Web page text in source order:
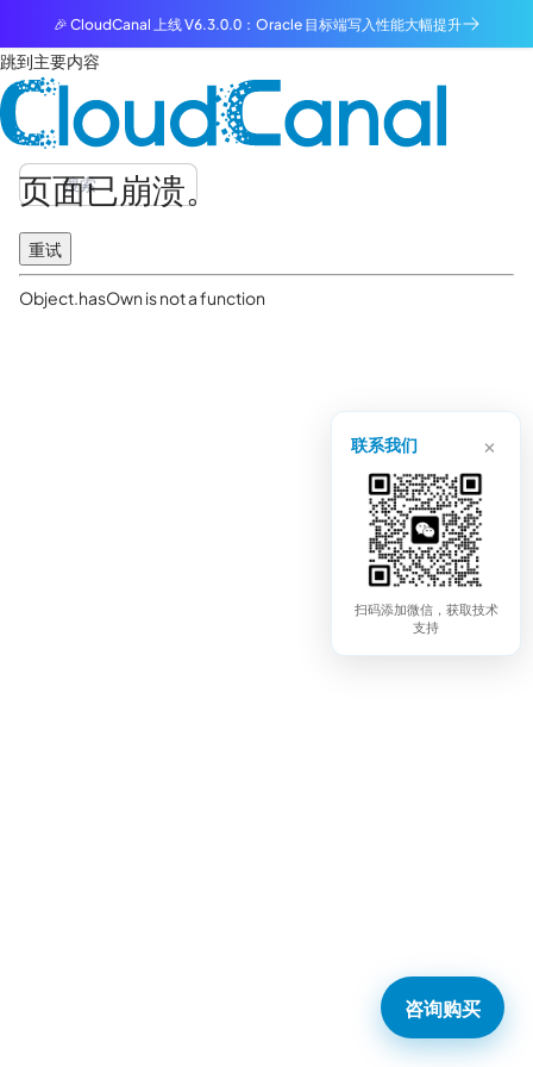
🎉 CloudCanal 上线 V6.3.0.0：Oracle 目标端写入性能大幅提升
跳到主要内容
页面已崩溃。
重试
Object.hasOwn is not a function
联系我们 ×
扫码添加微信，获取技术
支持
咨询购买